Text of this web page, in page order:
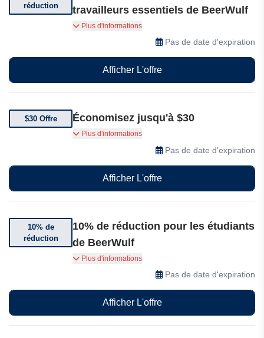
réduction
travailleurs essentiels de BeerWulf
Vérifiez votre identité et bénéficiez de 10% de
réduction sur votre commande.
Plus d'informations
Pas de date d'expiration
Afficher L'offre
$30 Offre Économisez jusqu'à $30
Économisez jusqu'à $30 sur BeerWulf
Plus d'informations
Pas de date d'expiration
Afficher L'offre
10% de
réduction
10% de réduction pour les étudiants
de BeerWulf
Les étudiants bénéficient de 10% de réduction
Plus d'informations
Pas de date d'expiration
Afficher L'offre